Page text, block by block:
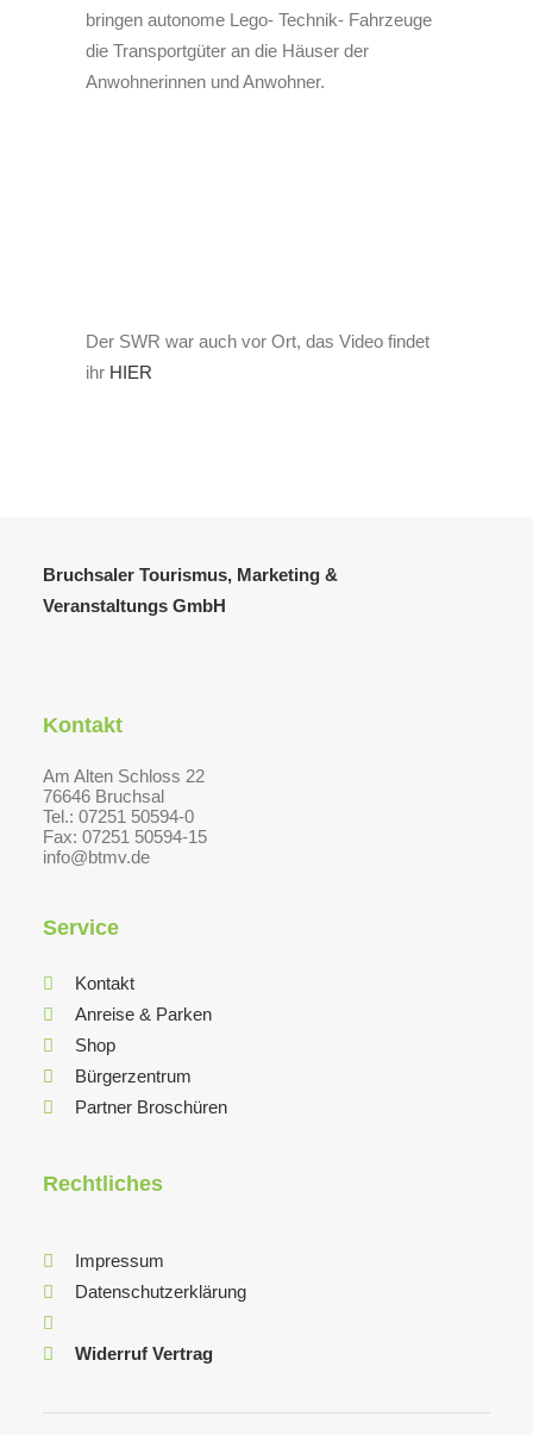
bringen autonome Lego- Technik- Fahrzeuge
die Transportgüter an die Häuser der
Anwohnerinnen und Anwohner.
Der SWR war auch vor Ort, das Video findet
ihr HIER
Bruchsaler Tourismus, Marketing &
Veranstaltungs GmbH
Kontakt
Am Alten Schloss 22
76646 Bruchsal
Tel.: 07251 50594-0
Fax: 07251 50594-15
info@btmv.de
Service
Kontakt
Anreise & Parken
Shop
Bürgerzentrum
Partner Broschüren
Rechtliches
Impressum
Datenschutzerklärung
Widerruf Vertrag